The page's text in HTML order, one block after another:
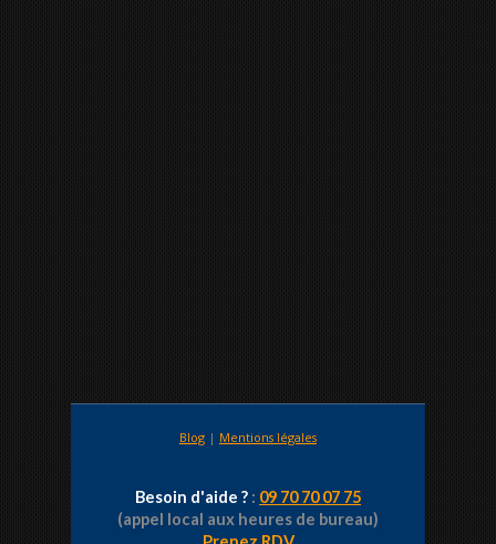
Blog | Mentions légales
Besoin d'aide ? : 09 70 70 07 75
(appel local aux heures de bureau)